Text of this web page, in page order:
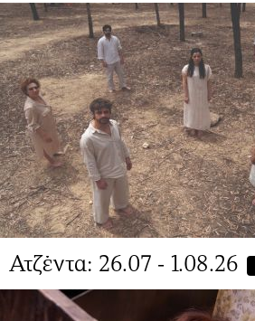
Ατζέντα: 26.07 - 1.08.26